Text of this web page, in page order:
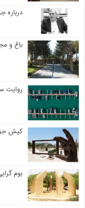
درباره
باغ و
روایت
کیش
بوم